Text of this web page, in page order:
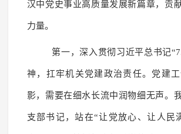
汉中党史事业高质量发展新篇章，贡
力量。
第一，深入贯彻习近平总书记
神，扛牢机关党建政治责任。党建
影，需要在细水长流中润物细无声。
支部书记，站在“让党放心、让人民